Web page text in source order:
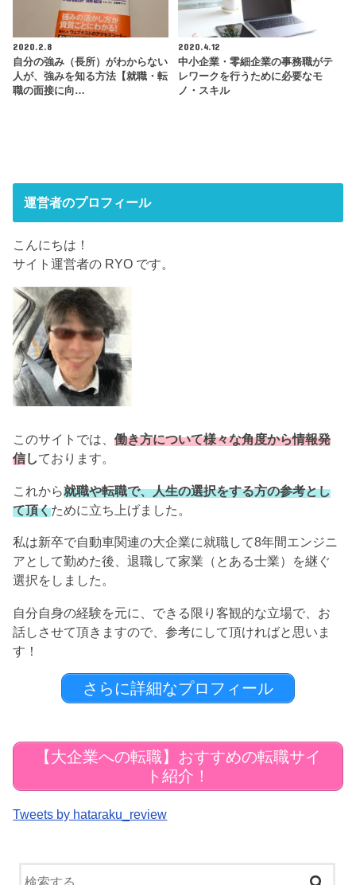
2020.2.8
自分の強み（長所）がわからない
人が、強みを知る方法【就職・転
職の面接に向…
2020.4.12
中小企業・零細企業の事務職がテ
レワークを行うために必要なモ
ノ・スキル
運営者のプロフィール
こんにちは！
サイト運営者の RYO です。
このサイトでは、働き方について様々な角度から情報発
信しております。
これから就職や転職で、人生の選択をする方の参考とし
て頂くために立ち上げました。
私は新卒で自動車関連の大企業に就職して8年間エンジニ
アとして勤めた後、退職して家業（とある士業）を継ぐ
選択をしました。
自分自身の経験を元に、できる限り客観的な立場で、お
話しさせて頂きますので、参考にして頂ければと思いま
す！
さらに詳細なプロフィール
【大企業への転職】おすすめの転職サイ
ト紹介！
Tweets by hataraku_review